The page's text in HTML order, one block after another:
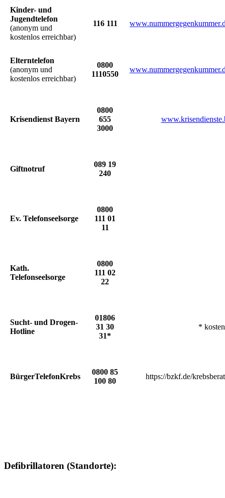
Kinder- und
Jugendtelefon
(anonym und
kostenlos erreichbar)
116 111
Elterntelefon
(anonym und
kostenlos erreichbar)
0800
1110550
Krisendienst Bayern
0800
655
3000
Giftnotruf
089 19
240
Ev. Telefonseelsorge
0800
111 01
11
Kath.
Telefonseelsorge
0800
111 02
22
Sucht- und Drogen-
Hotline
01806
31 30
31*
*
BürgerTelefonKrebs
0800 85
100 80
https://bzkf.de/
Defibrillatoren (Standorte):